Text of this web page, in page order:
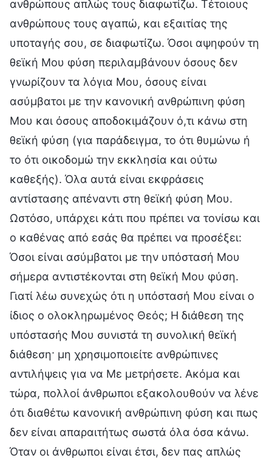
ανθρώπους απλώς τους διαφωτίζω. Τέτοιους
ανθρώπους τους αγαπώ, και εξαιτίας της
υποταγής σου, σε διαφωτίζω. Όσοι αψηφούν τη
θεϊκή Μου φύση περιλαμβάνουν όσους δεν
γνωρίζουν τα λόγια Μου, όσους είναι
ασύμβατοι με την κανονική ανθρώπινη φύση
Μου και όσους αποδοκιμάζουν ό,τι κάνω στη
θεϊκή φύση (για παράδειγμα, το ότι θυμώνω ή
το ότι οικοδομώ την εκκλησία και ούτω
καθεξής). Όλα αυτά είναι εκφράσεις
αντίστασης απέναντι στη θεϊκή φύση Μου.
Ωστόσο, υπάρχει κάτι που πρέπει να τονίσω και
ο καθένας από εσάς θα πρέπει να προσέξει:
Όσοι είναι ασύμβατοι με την υπόστασή Μου
σήμερα αντιστέκονται στη θεϊκή Μου φύση.
Γιατί λέω συνεχώς ότι η υπόστασή Μου είναι ο
ίδιος ο ολοκληρωμένος Θεός; Η διάθεση της
υπόστασής Μου συνιστά τη συνολική θεϊκή
διάθεση· μη χρησιμοποιείτε ανθρώπινες
αντιλήψεις για να Με μετρήσετε. Ακόμα και
τώρα, πολλοί άνθρωποι εξακολουθούν να λένε
ότι διαθέτω κανονική ανθρώπινη φύση και πως
δεν είναι απαραιτήτως σωστά όλα όσα κάνω.
Όταν οι άνθρωποι είναι έτσι, δεν πας απλώς